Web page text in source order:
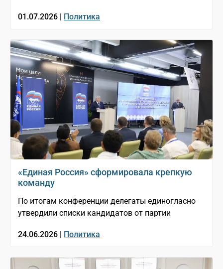
01.07.2026 | Политика
«Единая Россия» сформировала крепкую
команду
По итогам конференции делегаты единогласно
утвердили списки кандидатов от партии
24.06.2026 | Политика